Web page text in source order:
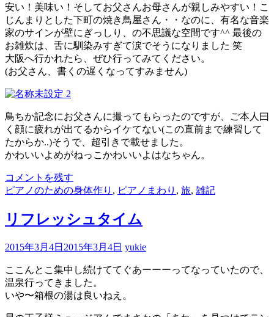
安い！美味い！そしてお父さんお母さんが親しみやすい！こ
じんまりとした下町の焼き鳥屋さん・・なのに、有名な音楽
家のサインが壁にぎっしり、の不思議な空間です^^ 最後の
お雑炊は、舌に馴染みすぎて涙でそうになりました 笑
大阪へ行かれたら、ぜひ行ってみてください。
(お父さん、書くの遅くなってすみません)
鳥ちか記念にお父さんに撮ってもらったのですが、ご本人曰
く顔に疲れが出てるからイケてない(この直前まで練習して
たからか..)そうで、超引きで載せました。
かわいいよめがねっこかわいいよはなちゃん。
コメントを残す
ピアノのための身体作り , ピアノまわり , 旅, 雑記
リフレッシュタイム
2015年3月4日 2015年3月4日 yukie
ここんとこ集中し続けててぐあーーーってなっていたので、
温泉行ってきました。
いや〜箱根の湯は良いねえ。